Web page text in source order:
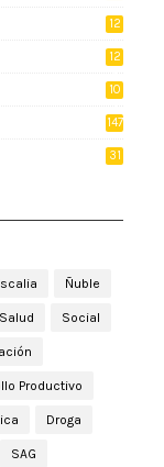
12
12
10
147
31
Ñuble
Salud Social
Productivo
Droga
SAG